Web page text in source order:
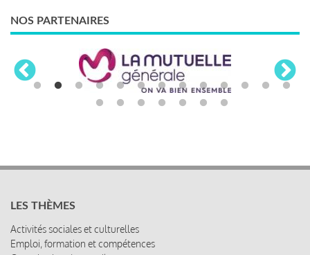
NOS PARTENAIRES
LES THÈMES
Activités sociales et culturelles
Emploi, formation et compétences